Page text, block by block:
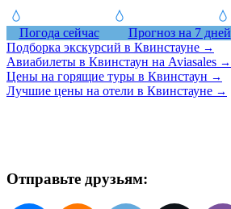
Погода сейчас Прогноз на 7 дней
Подборка экскурсий в Квинстауне →
Авиабилеты в Квинстаун на Aviasales →
Цены на горящие туры в Квинстаун →
Лучшие цены на отели в Квинстауне →
Отправьте друзьям: